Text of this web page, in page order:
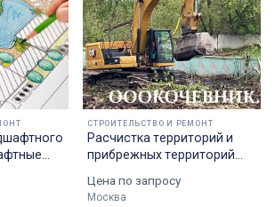
СТРОИТЕЛЬСТВО И РЕМОНТ
Pacчиcтка тeрpиторий и
прибрeжных тeрритоpий
Цена по запросу
Москва